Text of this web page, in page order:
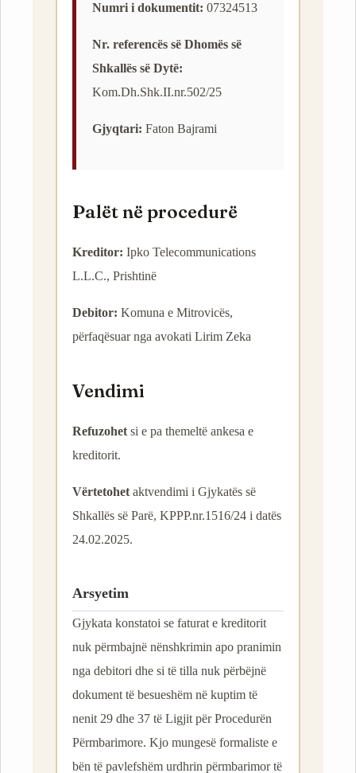
Numri i dokumentit: 07324513
Nr. referencës së Dhomës së
Shkallës së Dytë:
Kom.Dh.Shk.II.nr.502/25
Gjyqtari: Faton Bajrami
Palët në procedurë
Kreditor: Ipko Telecommunications
L.L.C., Prishtinë
Debitor: Komuna e Mitrovicës,
përfaqësuar nga avokati Lirim Zeka
Vendimi
Refuzohet si e pa themeltë ankesa e
kreditorit.
Vërtetohet aktvendimi i Gjykatës së
Shkallës së Parë, KPPP.nr.1516/24 i datës
24.02.2025.
Arsyetim
Gjykata konstatoi se faturat e kreditorit
nuk përmbajnë nënshkrimin apo pranimin
nga debitori dhe si të tilla nuk përbëjnë
dokument të besueshëm në kuptim të
nenit 29 dhe 37 të Ligjit për Procedurën
Përmbarimore. Kjo mungesë formaliste e
bën të pavlefshëm urdhrin përmbarimor të